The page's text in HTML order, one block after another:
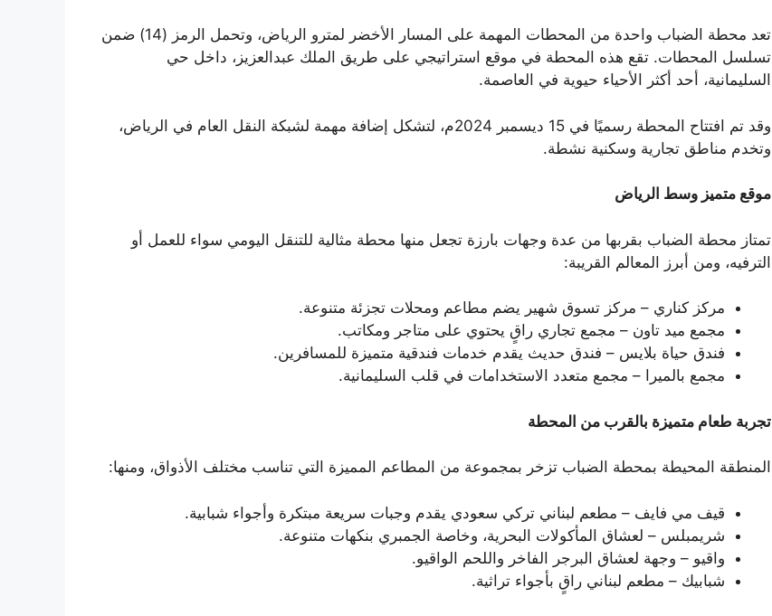
تعد محطة الضباب واحدة من المحطات المهمة على المسار الأخضر لمترو الرياض، وتحمل الرمز (14) ضمن
تسلسل المحطات. تقع هذه المحطة في موقع استراتيجي على طريق الملك عبدالعزيز، داخل حي
السليمانية، أحد أكثر الأحياء حيوية في العاصمة.
وقد تم افتتاح المحطة رسميًا في 15 ديسمبر 2024م، لتشكل إضافة مهمة لشبكة النقل العام في الرياض،
وتخدم مناطق تجارية وسكنية نشطة.
موقع متميز وسط الرياض
تمتاز محطة الضباب بقربها من عدة وجهات بارزة تجعل منها محطة مثالية للتنقل اليومي سواء للعمل أو
الترفيه، ومن أبرز المعالم القريبة:
مركز كناري – مركز تسوق شهير يضم مطاعم ومحلات تجزئة متنوعة.
مجمع ميد تاون – مجمع تجاري راقٍ يحتوي على متاجر ومكاتب.
فندق حياة بلايس – فندق حديث يقدم خدمات فندقية متميزة للمسافرين.
مجمع بالميرا – مجمع متعدد الاستخدامات في قلب السليمانية.
تجربة طعام متميزة بالقرب من المحطة
المنطقة المحيطة بمحطة الضباب تزخر بمجموعة من المطاعم المميزة التي تناسب مختلف الأذواق، ومنها:
قيف مي فايف – مطعم لبناني تركي سعودي يقدم وجبات سريعة مبتكرة وأجواء شبابية.
شريمبلس – لعشاق المأكولات البحرية، وخاصة الجمبري بنكهات متنوعة.
واقيو – وجهة لعشاق البرجر الفاخر واللحم الواقيو.
شبابيك – مطعم لبناني راقٍ بأجواء تراثية.